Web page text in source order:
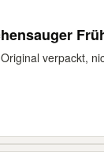
verpackt,